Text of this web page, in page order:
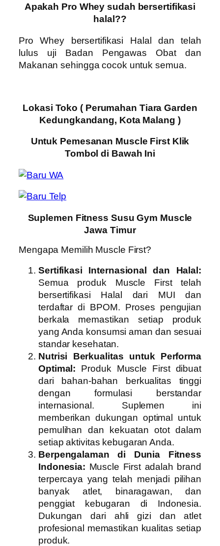
Apakah Pro Whey sudah bersertifikasi
halal??
Pro Wheybersertifikasi Halal dan telah
lulus uji Badan Pengawas Obat dan
Makanan sehingga cocok untuk semua.
Lokasi Toko ( Perumahan Tiara Garden
Kedungkandang, Kota Malang )
Untuk Pemesanan Muscle First Klik
Tombol di Bawah Ini
Suplemen Fitness Susu Gym Muscle
Jawa Timur
Mengapa Memilih Muscle First?
Sertifikasi Internasional dan Halal:
Semua produk Muscle First telah
bersertifikasi Halal dari MUI dan
terdaftar di BPOM. Proses pengujian
berkala memastikan setiap produk
yang Anda konsumsi aman dan sesuai
standar kesehatan.
Nutrisi Berkualitas untuk Performa
Optimal: Produk Muscle First dibuat
dari bahan-bahan berkualitas tinggi
dengan formulasi berstandar
internasional. Suplemen ini
memberikan dukungan optimal untuk
pemulihan dan kekuatan otot dalam
setiap aktivitas kebugaran Anda.
Berpengalaman di Dunia Fitness
Indonesia: Muscle First adalah brand
terpercaya yang telah menjadi pilihan
banyak atlet, binaragawan, dan
penggiat kebugaran di Indonesia.
Dukungan dari ahli gizi dan atlet
profesional memastikan kualitas setiap
produk.